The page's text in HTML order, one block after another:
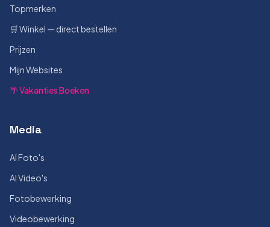
Topmerken
🛒 Winkel — direct bestellen
Prijzen
Mijn Websites
🌴 Vakanties Boeken
Media
AI Foto's
AI Video's
Fotobewerking
Videobewerking